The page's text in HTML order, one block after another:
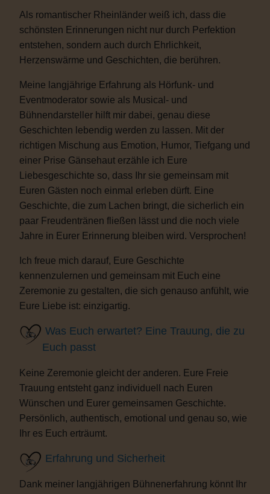
Als romantischer Rheinländer weiß ich, dass die
schönsten Erinnerungen nicht nur durch Perfektion
entstehen, sondern auch durch Ehrlichkeit,
Herzenswärme und Geschichten, die berühren.
Meine langjährige Erfahrung als Hörfunk- und
Eventmoderator sowie als Musical- und
Bühnendarsteller hilft mir dabei, genau diese
Geschichten lebendig werden zu lassen. Mit der
richtigen Mischung aus Emotion, Humor, Tiefgang und
einer Prise Gänsehaut erzähle ich Eure
Liebesgeschichte so, dass Ihr sie gemeinsam mit
Euren Gästen noch einmal erleben dürft. Eine
Geschichte, die zum Lachen bringt, die sicherlich ein
paar Freudentränen fließen lässt und die noch viele
Jahre in Eurer Erinnerung bleiben wird. Versprochen!
Ich freue mich darauf, Eure Geschichte
kennenzulernen und gemeinsam mit Euch eine
Zeremonie zu gestalten, die sich genauso anfühlt, wie
Eure Liebe ist: einzigartig.
Was Euch erwartet? Eine Trauung, die zu
Euch passt
Keine Zeremonie gleicht der anderen. Eure Freie
Trauung entsteht ganz individuell nach Euren
Wünschen und Eurer gemeinsamen Geschichte.
Persönlich, authentisch, emotional und genau so, wie
Ihr es Euch erträumt.
Erfahrung und Sicherheit
Dank meiner langjährigen Bühnenerfahrung könnt Ihr